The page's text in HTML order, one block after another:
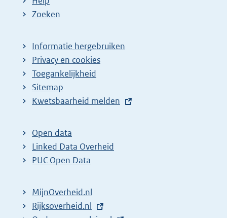
Zoeken
Informatie hergebruiken
Privacy en cookies
Toegankelijkheid
Sitemap
E
t
e
r
l
i
Kwetsbaarheid melden
Open data
Linked Data Overheid
PUC Open Data
MijnOverheid.nl
E
Rijksoverheid.nl